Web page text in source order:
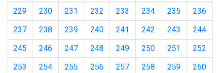
229
230 231 232 233 234 235
236
237
238 239 240 241 242 243
244
245
246 247 248 249 250 251
252
253
254 255 256 257 258 259
260